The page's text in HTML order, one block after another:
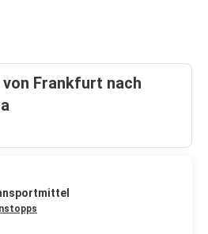
Frankfurt nach